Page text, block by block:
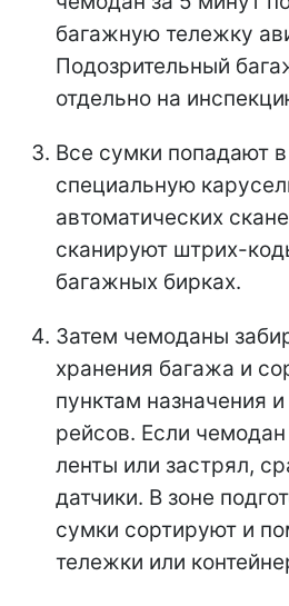
багажную тележку
Подозрительный
отдельно на
Все сумки попадают
специальную
автоматических
сканируют штрих-
багажных бирках.
Затем чемоданы
хранения багажа и
пунктам назначения
рейсов. Если
ленты или застрял,
датчики. В зоне
сумки сортируют и
тележки или